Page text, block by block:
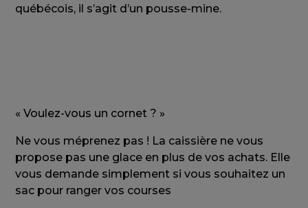
québécois, il s’agit d’un pousse-mine.
« Voulez-vous un cornet ? »
Ne vous méprenez pas ! La caissière ne vous
propose pas une glace en plus de vos achats. Elle
vous demande simplement si vous souhaitez un
sac pour ranger vos courses